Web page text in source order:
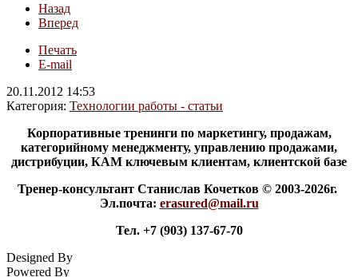
Назад
Вперед
Печать
E-mail
20.11.2012 14:53
Категория: Технологии работы - статьи
Корпоративные тренинги по маркетингу, продажам,
категорийному менеджменту, управлению продажами,
дистрибуции, КАМ ключевым клиентам, клиентской базе
Тренер-консультант Станислав Кочетков © 2003-2026г.
Эл.почта: erasured@mail.ru
Тел. +7 (903) 137-67-70
Designed By
Powered By